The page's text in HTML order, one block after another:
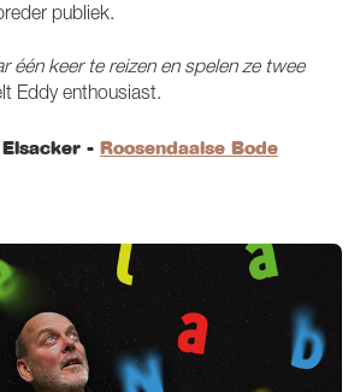
publiek.
één keer te reizen en spelen ze twee
Eddy enthousiast.
- Roosendaalse Bode